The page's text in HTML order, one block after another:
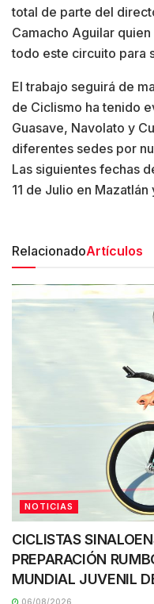
total de parte del
Camacho Aguilar
todo este circuito para
El trabajo seguirá de
de Ciclismo ha tenido
Guasave, Navolato y
diferentes sedes por
Las siguientes fechas
11 de Julio en
RelacionadoArtículos
NOTICIAS
CICLISTAS
PREPARACIÓN
MUNDIAL JUVENIL
06/08/2026